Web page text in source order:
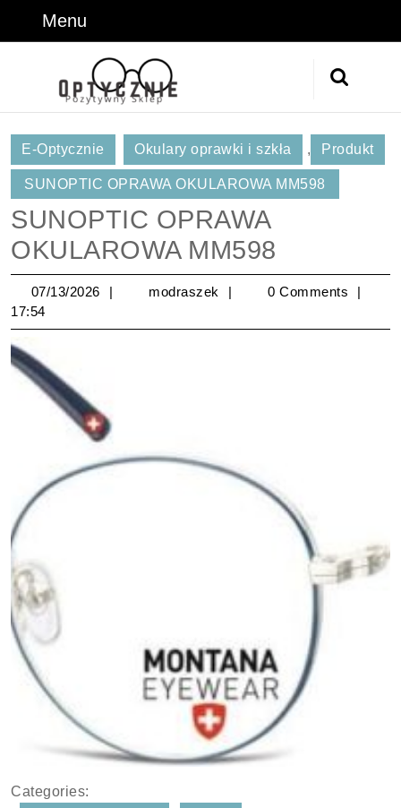
Menu
E-Optycznie Okulary oprawki i szkła , Produkt
SUNOPTIC OPRAWA OKULAROWA MM598
SUNOPTIC OPRAWA
OKULAROWA MM598
07/13/2026 07/13/2026
modraszek modraszek
0 Comments
17:54
Categories: